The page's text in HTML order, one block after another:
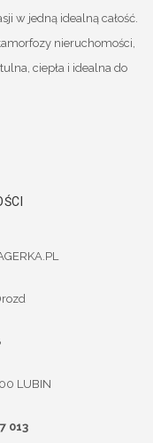
w jedną idealną całość.
nieruchomości,
ciepła i idealna do
LUBIN
013